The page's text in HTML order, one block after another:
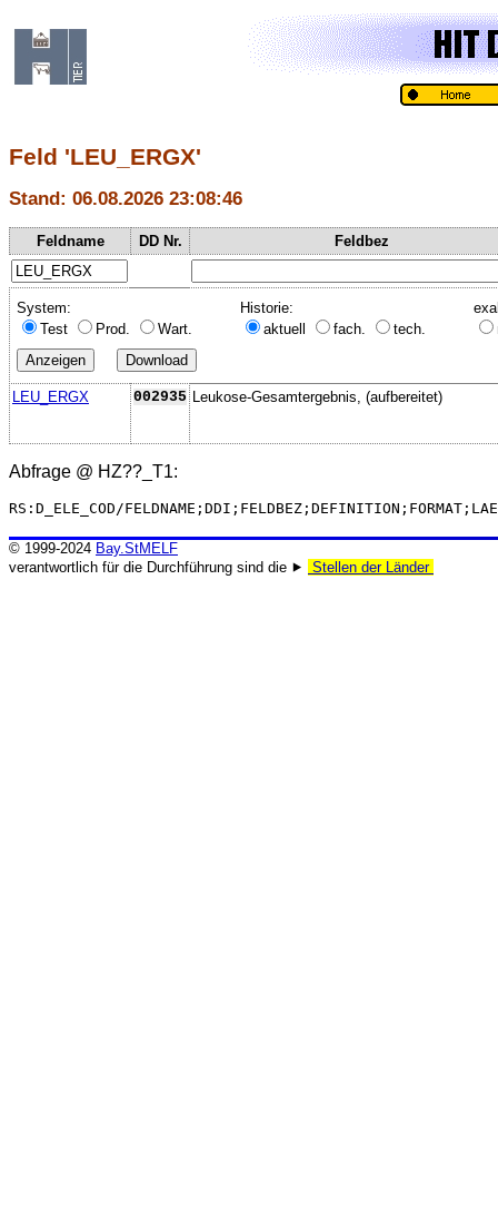
Feld 'LEU_ERGX'
Stand: 06.08.2026 23:08:46
Feldname DD Nr. Feldbez
System:
Test
Prod. Wart.
Historie:
aktuell
fach. tech.
LEU_ERGX 002935 Leukose-Gesamtergebnis, (aufbereitet)
Abfrage @ HZ??_T1:
RS:D_ELE_COD/
© 1999-2024 Bay.StMELF
verantwortlich für die Durchführung sind die ⯈
Stellen der Länder